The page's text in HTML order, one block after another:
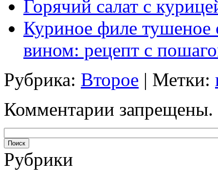
Горячий салат с
Куриное филе тушеное
вином: рецепт с
Рубрика: Второе | Метки:
Комментарии запрещены.
Рубрики